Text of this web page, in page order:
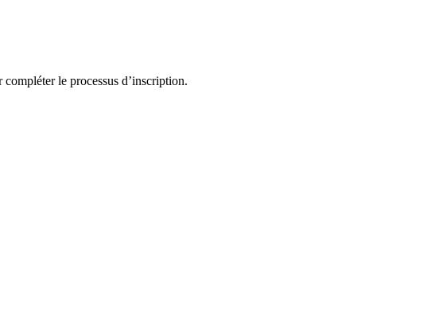
le processus d’inscription.